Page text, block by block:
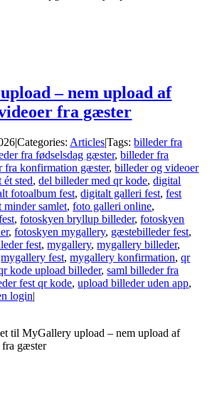
– nem upload af
fra gæster
|Categories: Articles|Tags:billeder fra
fra fødselsdag gæster,billeder fra
fra konfirmation gæster,billeder og videoer
ét sted,del billeder med qr kode,digital
fotoalbum fest,digitalt galleri fest,fest
minder samlet,foto galleri online,
,fotoskyen bryllup billeder,fotoskyen
,fotoskyen mygallery, gæstebilleder fest,
fest,mygallery,mygallery billeder,
mygallery fest,mygallery konfirmation,qr
kode upload billeder,saml billeder fra
fest qr kode,upload billeder uden app,
login|
til MyGallery upload – nem upload af
fra gæster